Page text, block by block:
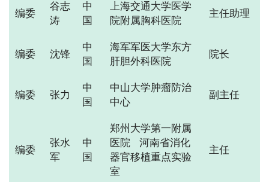
编委
谷志
涛
中
国
上海交通大学医学
院附属胸科医院
主任助理
编委 沈锋
中
国
海军军医大学东方
肝胆外科医院
院长
编委 张力
中
国
中山大学肿瘤防治
中心
副主任
编委
张水
军
中
国
郑州大学第一附属
医院 河南省消化
器官移植重点实验
室
主任